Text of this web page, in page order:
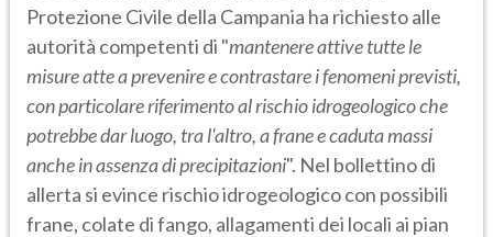
Protezione Civile della Campania ha richiesto alle
autorità competenti di "mantenere attive tutte le
misure atte a prevenire e contrastare i fenomeni previsti,
con particolare riferimento al rischio idrogeologico che
potrebbe dar luogo, tra l'altro, a frane e caduta massi
anche in assenza di precipitazioni". Nel bollettino di
allerta si evince rischio idrogeologico con possibili
frane, colate di fango, allagamenti dei locali ai pian